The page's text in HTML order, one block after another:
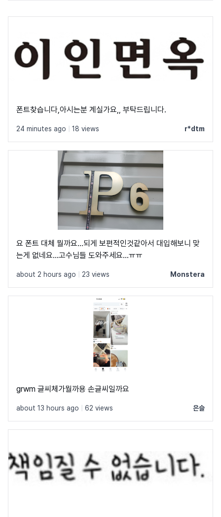
폰트찾습니다,아시는분 계실가요,, 부탁드립니다.
24 minutes ago 18 views r*dtm
요 폰트 대체 뭘까요...되게 보편적인것같아서 대입해보니 맞
는게 없네요...고수님들 도와주세요...ㅠㅠ
about 2 hours ago 23 views Monstera
grwm 글씨체가뭘까용 손글씨일까요
about 13 hours ago 62 views 은슬